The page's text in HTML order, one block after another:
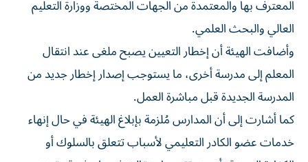
المعترف بها والمعتمدة من الجهات المختصة ووزارة التعليم
العالي والبحث العلمي.
وأضافت الهيئة أن إخطار التعيين يصبح ملغى عند انتقال
المعلم إلى مدرسة أخرى، ما يستوجب إصدار إخطار جديد من
المدرسة الجديدة قبل مباشرة العمل.
كما أشارت إلى أن المدارس مُلزمة بإبلاغ الهيئة في حال إنهاء
خدمات عضو الكادر التعليمي لأسباب تتعلق بالسلوك أو